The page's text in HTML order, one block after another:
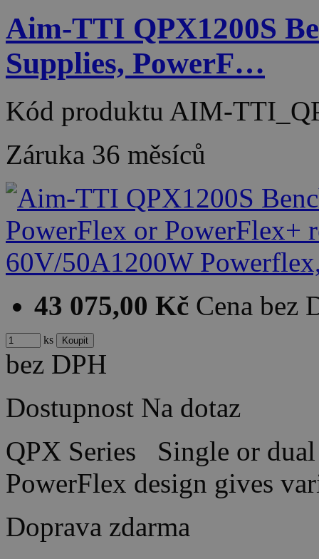
Aim-TTI QPX1200S
Supplies, PowerF…
Kód produktu AIM-
Záruka 36 měsíců
43 075,00 Kč Cena bez
ks
bez DPH
Dostupnost Na dotaz
QPX Series Single or
PowerFlex design gives
Doprava zdarma